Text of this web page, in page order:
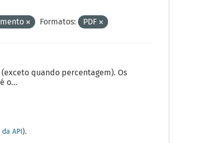
Formatos: PDF
quando percentagem). Os
o...
API).